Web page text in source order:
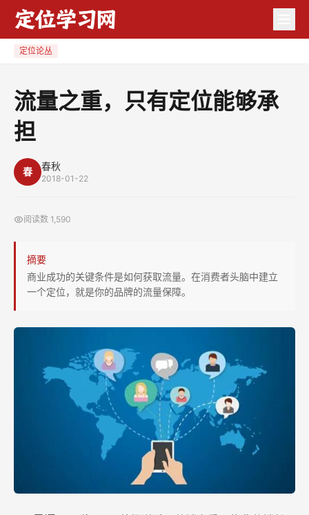
定位论丛
流量之重，只有定位能够承
担
春 春秋
2018-01-22
阅读数 1,590
摘要
商业成功的关键条件是如何获取流量。在消费者头脑中建立
一个定位，就是你的品牌的流量保障。